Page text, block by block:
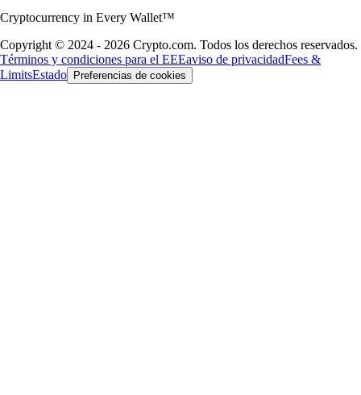
Cryptocurrency in Every Wallet™
Copyright © 2024 - 2026 Crypto.com. Todos los derechos reservados.
Términos y condiciones para el EEEaviso de privacidadFees &
LimitsEstado Preferencias de cookies